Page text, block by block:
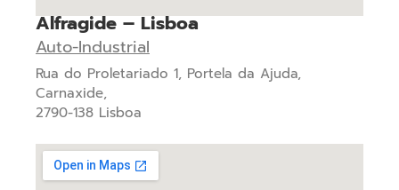
Alfragide – Lisboa
Auto-Industrial
Rua do Proletariado 1, Portela da Ajuda,
Carnaxide,
2790-138 Lisboa